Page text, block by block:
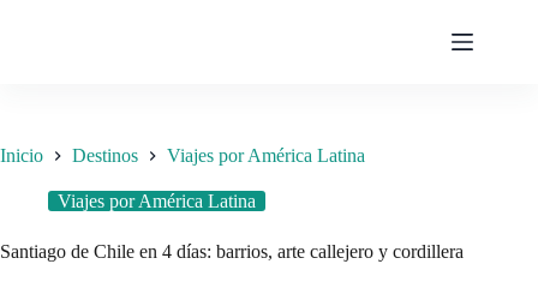
Inicio Destinos Viajes por América Latina
Viajes por América Latina
Santiago de Chile en 4 días: barrios, arte callejero y cordillera